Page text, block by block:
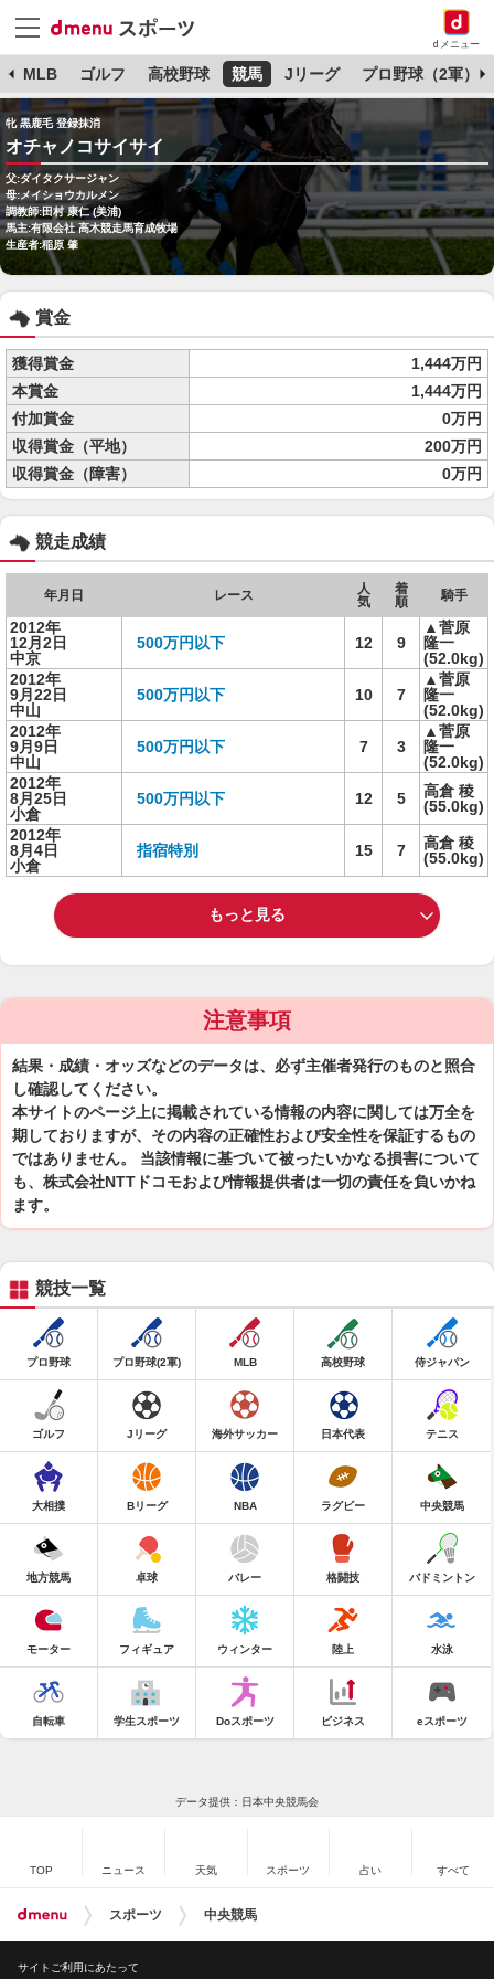
dメニュー
MLB ゴルフ 高校野球 競馬 Jリーグ プロ野球（2軍）
牝 黒鹿毛 登録抹消
オチャノコサイサイ
父:ダイタクサージャン
母:メイショウカルメン
調教師:田村 康仁 (美浦)
馬主:有限会社 高木競走馬育成牧場
生産者:稲原 肇
賞金
獲得賞金
1,444万円
本賞金
1,444万円
付加賞金
0万円
収得賞金（平地）
200万円
収得賞金（障害）
0万円
競走成績
年月日 レース
人
気
着
順
騎手
2012年
12月2日
中京
500万円以下 12 9
▲菅原
隆一
(52.0kg)
2012年
9月22日
中山
500万円以下 10 7
▲菅原
隆一
(52.0kg)
2012年
9月9日
中山
500万円以下 7 3
▲菅原
隆一
(52.0kg)
2012年
8月25日
小倉
500万円以下 12 5
高倉 稜
(55.0kg)
2012年
8月4日
小倉
指宿特別 15 7
高倉 稜
(55.0kg)
もっと見る
注意事項
結果・成績・オッズなどのデータは、必ず主催者発行のものと照合
し確認してください。
本サイトのページ上に掲載されている情報の内容に関しては万全を
期しておりますが、その内容の正確性および安全性を保証するもの
ではありません。 当該情報に基づいて被ったいかなる損害について
も、株式会社NTTドコモおよび情報提供者は一切の責任を負いかね
ます。
競技一覧
プロ野球 プロ野球(2軍) MLB 高校野球 侍ジャパン
ゴルフ Jリーグ 海外サッカー 日本代表 テニス
大相撲 Bリーグ NBA ラグビー 中央競馬
地方競馬 卓球 バレー 格闘技 バドミントン
モーター フィギュア ウィンター 陸上 水泳
自転車 学生スポーツ Doスポーツ ビジネス eスポーツ
データ提供：日本中央競馬会
TOP ニュース 天気 スポーツ 占い すべて
スポーツ 中央競馬
サイトご利用にあたって